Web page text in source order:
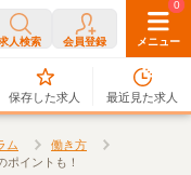
人検索 会員登録 メニュー
0
保存した求人
0
最近見た求人
ム
働き方
ポイントも！